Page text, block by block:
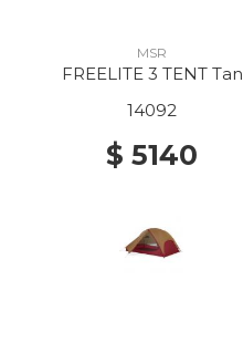
MSR
FREELITE 3 TENT Tan
14092
$ 5140